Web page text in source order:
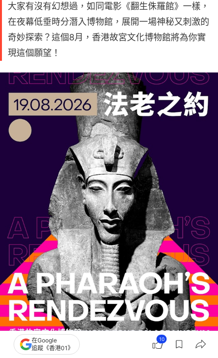
大家有沒有幻想過，如同電影《翻生侏羅館》一樣，
在夜幕低垂時分潛入博物館，展開一場神秘又刺激的
奇妙探索？這個8月，香港故宮文化博物館將為你實
現這個願望！
在Google
追蹤《香港01》
10